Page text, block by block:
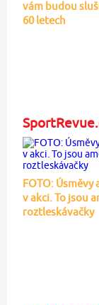
vám budou
60 letech
FOTO: Úsměvy
v akci. To jsou
roztleskávačky